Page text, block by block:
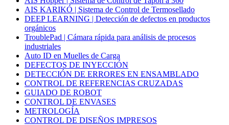
AIS KARIKÓ | Sistema de Control de Termosellado
DEEP LEARNING | Detección de defectos en productos
orgánicos
TroublePad | Cámara rápida para análisis de procesos
industriales
Auto ID en Muelles de Carga
DEFECTOS DE INYECCIÓN
DETECCIÓN DE ERRORES EN ENSAMBLADO
CONTROL DE REFERENCIAS CRUZADAS
GUIADO DE ROBOT
CONTROL DE ENVASES
METROLOGÍA
CONTROL DE DISEÑOS IMPRESOS